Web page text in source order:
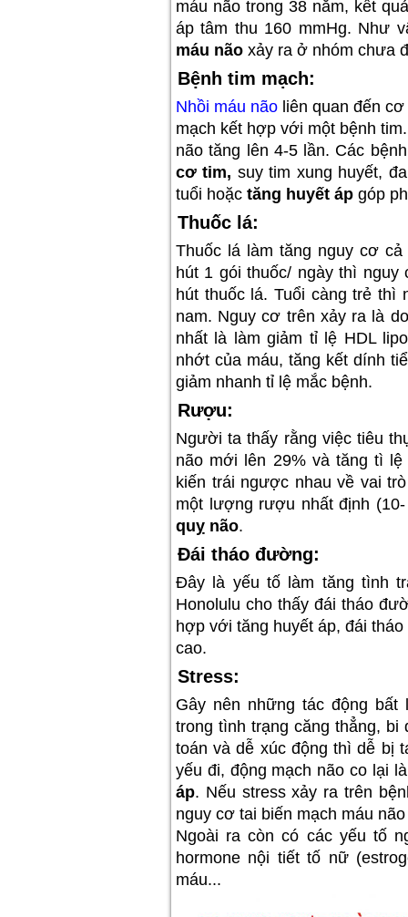
máu não trong 38 năm, kết
áp tâm thu 160 mmHg. Như
máu não xảy ra ở nhóm chưa
Bệnh tim mạch:
Nhồi máu não liên quan đến
mạch kết hợp với một bệnh
não tăng lên 4-5 lần. Các
cơ tim, suy tim xung huyết,
tuổi hoặc tăng huyết áp góp
Thuốc lá:
Thuốc lá làm tăng nguy cơ
hút 1 gói thuốc/ ngày thì
hút thuốc lá. Tuổi càng trẻ
nam. Nguy cơ trên xảy ra là
nhất là làm giảm tỉ lệ HDL
nhớt của máu, tăng kết dính
giảm nhanh tỉ lệ mắc bệnh.
Rượu:
Người ta thấy rằng việc tiêu
não mới lên 29% và tăng tì
kiến trái ngược nhau về vai
một lượng rượu nhất định
quỵ não.
Đái tháo đường:
Đây là yếu tố làm tăng tình
Honolulu cho thấy đái tháo
hợp với tăng huyết áp, đái
cao.
Stress:
Gây nên những tác động
trong tình trạng căng thẳng,
toán và dễ xúc động thì dễ bị
yếu đi, động mạch não co lại
áp. Nếu stress xảy ra trên
nguy cơ tai biến mạch máu
Ngoài ra còn có các yếu tố
hormone nội tiết tố nữ
máu...